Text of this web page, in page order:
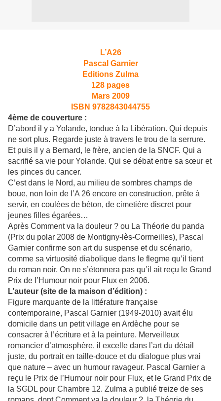
L’A26
Pascal Garnier
Editions Zulma
128 pages
Mars 2009
ISBN 9782843044755
4ème de couverture :
D’abord il y a Yolande, tondue à la Libération. Qui depuis
ne sort plus. Regarde juste à travers le trou de la serrure.
Et puis il y a Bernard, le frère, ancien de la SNCF. Qui a
sacrifié sa vie pour Yolande. Qui se débat entre sa sœur et
les pinces du cancer.
C’est dans le Nord, au milieu de sombres champs de
boue, non loin de l’A 26 encore en construction, prête à
servir, en coulées de béton, de cimetière discret pour
jeunes filles égarées…
Après Comment va la douleur ? ou La Théorie du panda
(Prix du polar 2008 de Montigny-lès-Cormeilles), Pascal
Garnier confirme son art du suspense et du scénario,
comme sa virtuosité diabolique dans le flegme qu’il tient
du roman noir. On ne s’étonnera pas qu’il ait reçu le Grand
Prix de l’Humour noir pour Flux en 2006.
L’auteur (site de la maison d’édition) :
Figure marquante de la littérature française
contemporaine, Pascal Garnier (1949-2010) avait élu
domicile dans un petit village en Ardèche pour se
consacrer à l’écriture et à la peinture. Merveilleux
romancier d’atmosphère, il excelle dans l’art du détail
juste, du portrait en taille-douce et du dialogue plus vrai
que nature – avec un humour ravageur. Pascal Garnier a
reçu le Prix de l’Humour noir pour Flux, et le Grand Prix de
la SGDL pour Chambre 12. Zulma a publié treize de ses